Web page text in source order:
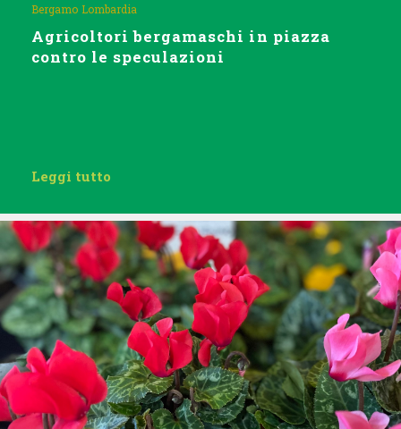
Bergamo Lombardia
Agricoltori bergamaschi in piazza
contro le speculazioni
Leggi tutto